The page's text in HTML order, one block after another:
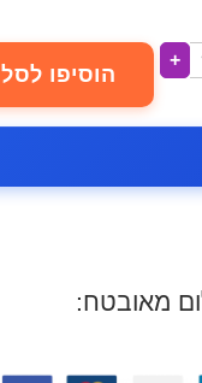
+
הוסיפו לסל
מאובטח: